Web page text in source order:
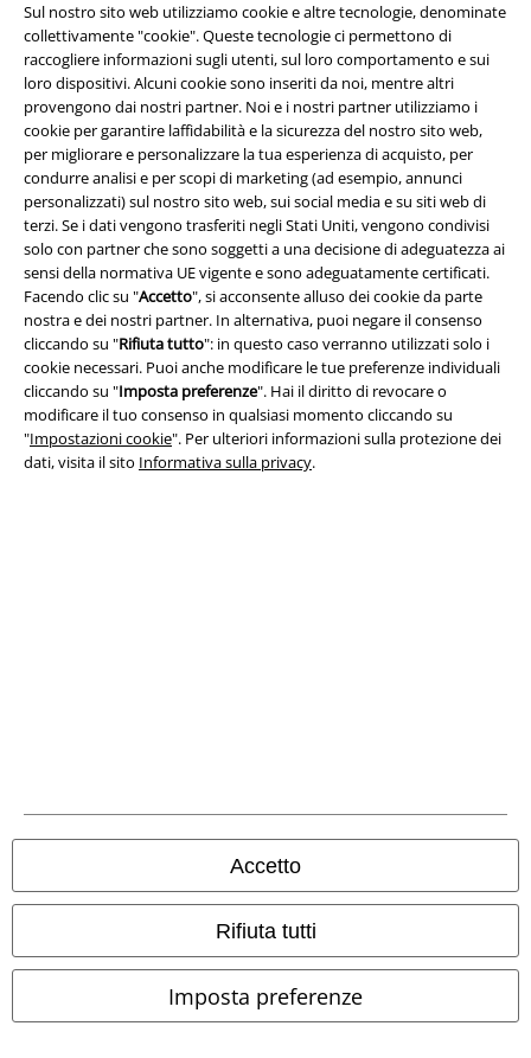
Sul nostro sito web utilizziamo cookie e altre tecnologie, denominate
collettivamente "cookie". Queste tecnologie ci permettono di
raccogliere informazioni sugli utenti, sul loro comportamento e sui
loro dispositivi. Alcuni cookie sono inseriti da noi, mentre altri
provengono dai nostri partner. Noi e i nostri partner utilizziamo i
cookie per garantire laffidabilità e la sicurezza del nostro sito web,
per migliorare e personalizzare la tua esperienza di acquisto, per
condurre analisi e per scopi di marketing (ad esempio, annunci
personalizzati) sul nostro sito web, sui social media e su siti web di
terzi. Se i dati vengono trasferiti negli Stati Uniti, vengono condivisi
solo con partner che sono soggetti a una decisione di adeguatezza ai
sensi della normativa UE vigente e sono adeguatamente certificati.
Facendo clic su "Accetto", si acconsente alluso dei cookie da parte
nostra e dei nostri partner. In alternativa, puoi negare il consenso
cliccando su "Rifiuta tutto": in questo caso verranno utilizzati solo i
cookie necessari. Puoi anche modificare le tue preferenze individuali
cliccando su "Imposta preferenze". Hai il diritto di revocare o
modificare il tuo consenso in qualsiasi momento cliccando su
"Impostazioni cookie". Per ulteriori informazioni sulla protezione dei
dati, visita il sito Informativa sulla privacy.
Accetto
Rifiuta tutti
Imposta preferenze
Programmi partner
Sostenibilità
Seguici online!
Spedizione
App EMP